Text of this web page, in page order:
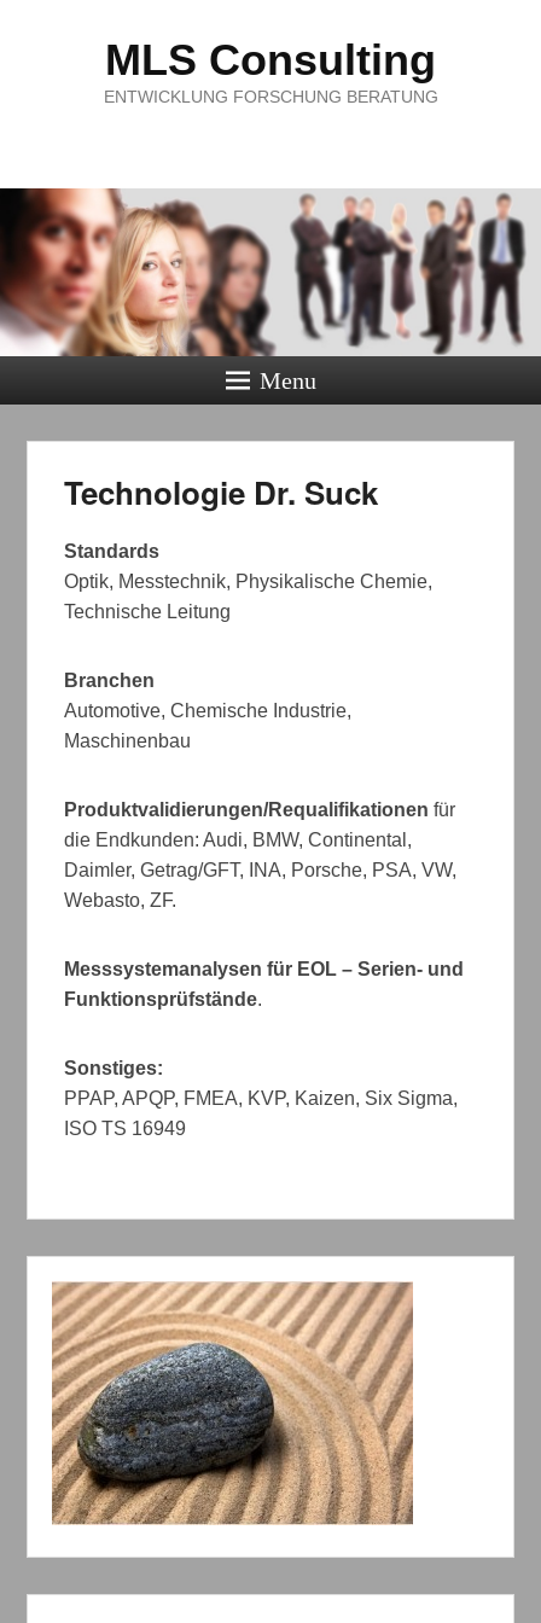
MLS Consulting
ENTWICKLUNG FORSCHUNG BERATUNG
Menu
Technologie Dr. Suck
Standards
Optik, Messtechnik, Physikalische Chemie,
Technische Leitung
Branchen
Automotive, Chemische Industrie,
Maschinenbau
Produktvalidierungen/Requalifikationen für
die Endkunden: Audi, BMW, Continental,
Daimler, Getrag/GFT, INA, Porsche, PSA, VW,
Webasto, ZF.
Messsystemanalysen für EOL – Serien- und
Funktionsprüfstände.
Sonstiges:
PPAP, APQP, FMEA, KVP, Kaizen, Six Sigma,
ISO TS 16949